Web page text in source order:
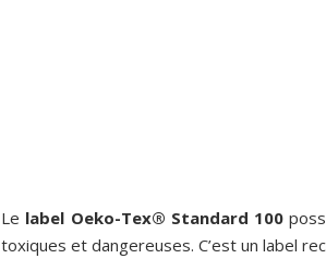
Le label Oeko-Tex® Standard 100
toxiques et dangereuses. C’est un label